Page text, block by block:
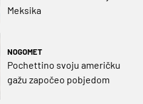
Meksika
NOGOMET
Pochettino svoju američku
gažu započeo pobjedom